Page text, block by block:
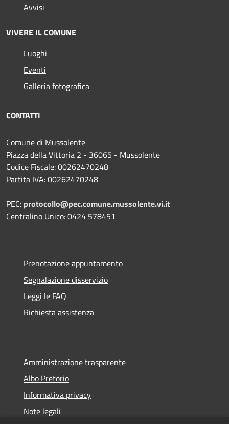
Avvisi
VIVERE IL COMUNE
Luoghi
Eventi
Galleria fotografica
CONTATTI
Comune di Mussolente
Piazza della Vittoria 2 - 36065 - Mussolente
Codice Fiscale: 00262470248
Partita IVA: 00262470248
PEC: protocollo@pec.comune.mussolente.vi.it
Centralino Unico: 0424 578451
Prenotazione appuntamento
Segnalazione disservizio
Leggi le FAQ
Richiesta assistenza
Amministrazione trasparente
Albo Pretorio
Informativa privacy
Note legali